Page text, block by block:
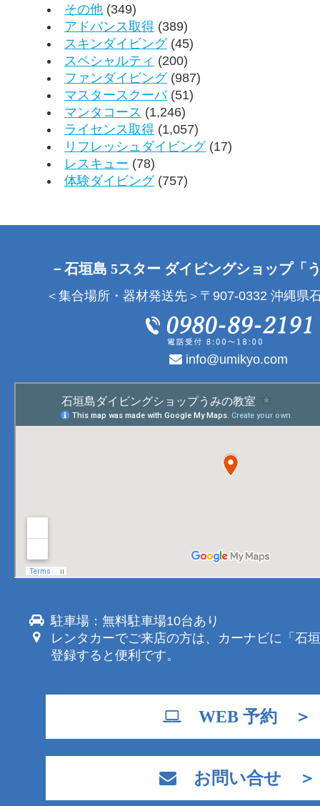
その他 (349)
アドバンス取得 (389)
スキンダイビング(45)
スペシャルティ (200)
ファンダイビング(987)
マスタースクーバ(51)
マンタコース (1,246)
ライセンス取得 (1,057)
リフレッシュダイビング(17)
レスキュー (78)
体験ダイビング(757)
－石垣島 5スター ダイビングショップ「
＜集合場所・器材発送先＞〒907-0332 沖縄県
info@umikyo.com
駐車場：無料駐車場10台あり
レンタカーでご来店の方は、カーナビに「石
登録すると便利です。
WEB 予約 ＞
お問い合せ ＞